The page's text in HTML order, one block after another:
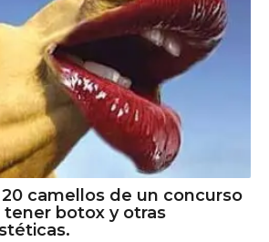
camellos de un concurso
botox y otras